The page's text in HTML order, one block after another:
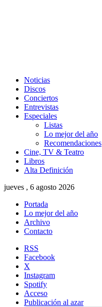
Noticias
Discos
Conciertos
Entrevistas
Especiales
Listas
Lo mejor del año
Recomendaciones
Cine, TV & Teatro
Libros
Alta Definición
jueves , 6 agosto 2026
Portada
Lo mejor del año
Archivo
Contacto
RSS
Facebook
X
Instagram
Spotify
Acceso
Publicación al azar